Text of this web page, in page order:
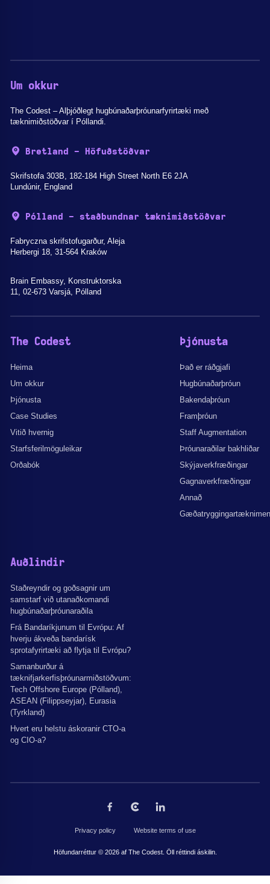
Um okkur
The Codest – Alþjóðlegt hugbúnaðarþróunarfyrirtæki með
tæknimiðstöðvar í Póllandi.
Bretland - Höfuðstöðvar
Skrifstofa 303B, 182-184 High Street North E6 2JA
Lundúnir, England
Pólland - staðbundnar tæknimiðstöðvar
Fabryczna skrifstofugarður, Aleja
Herbergi 18, 31-564 Kraków
Brain Embassy, Konstruktorska
11, 02-673 Varsjá, Pólland
The Codest
Heima
Um okkur
Þjónusta
Case Studies
Vitið hvernig
Starfsferilmöguleikar
Orðabók
Þjónusta
Það er ráðgjafi
Hugbúnaðarþróun
Bakendaþróun
Framþróun
Staff Augmentation
Þróunaraðilar bakhliðar
Skýjaverkfræðingar
Gagnaverkfræðingar
Annað
Auðlindir
Staðreyndir og goðsagnir um
samstarf við utanaðkomandi
hugbúnaðarþróunaraðila
Frá Bandaríkjunum til Evrópu: Af
hverju ákveða bandarísk
sprotafyrirtæki að flytja til Evrópu?
Samanburður á
tæknifjarkerfisþróunarmiðstöðvum:
Tech Offshore Europe (Pólland),
ASEAN (Filippseyjar), Eurasia
(Tyrkland)
Hvert eru helstu áskoranir CTO-a
og CIO-a?
Privacy policy Website terms of use
Höfundarréttur © 2026 af The Codest. Öll réttindi áskilin.